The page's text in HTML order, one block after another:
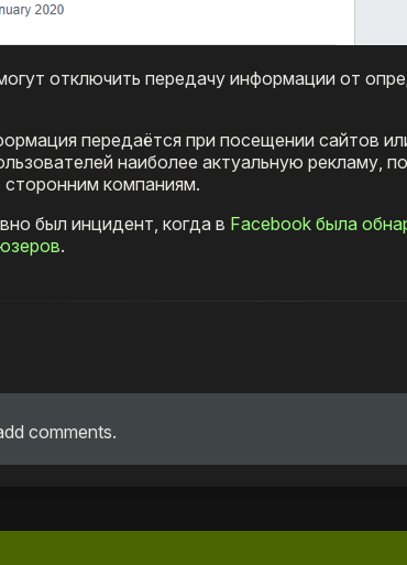
отключить передачу информации от
передаётся при посещении сайтов
наиболее актуальную рекламу,
компаниям.
был инцидент, когда в Facebook была
.
comments.